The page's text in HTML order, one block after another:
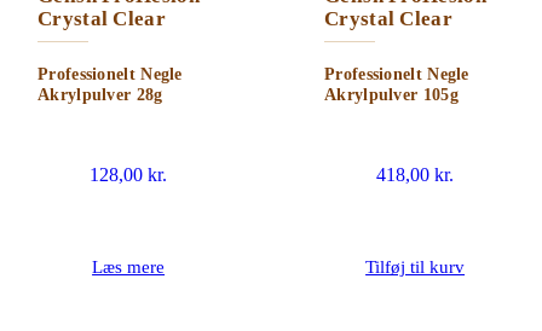
Crystal Clear
Professionelt Negle
Akrylpulver 28g
128,00 kr.
Læs mere
Crystal Clear
Professionelt Negle
Akrylpulver 105g
418,00 kr.
Tilføj til kurv